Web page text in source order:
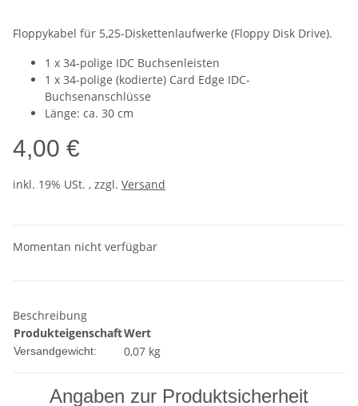
Floppykabel für 5,25-Diskettenlaufwerke (Floppy Disk Drive).
1 x 34-polige IDC Buchsenleisten
1 x 34-polige (kodierte) Card Edge IDC-
Buchsenanschlüsse
Länge: ca. 30 cm
4,00 €
inkl. 19% USt. , zzgl. Versand
Momentan nicht verfügbar
Beschreibung
ProdukteigenschaftWert
Versandgewicht: 0,07 kg
Angaben zur Produktsicherheit